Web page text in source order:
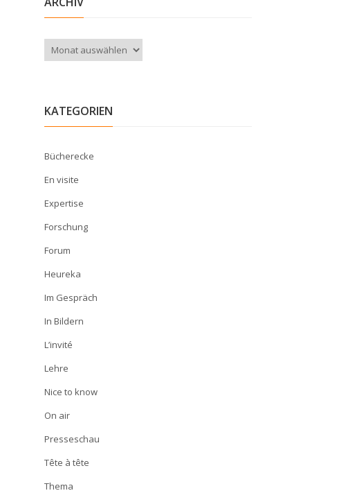
Archiv
KATEGORIEN
Bücherecke
En visite
Expertise
Forschung
Forum
Heureka
Im Gespräch
In Bildern
L’invité
Lehre
Nice to know
On air
Presseschau
Tête à tête
Thema